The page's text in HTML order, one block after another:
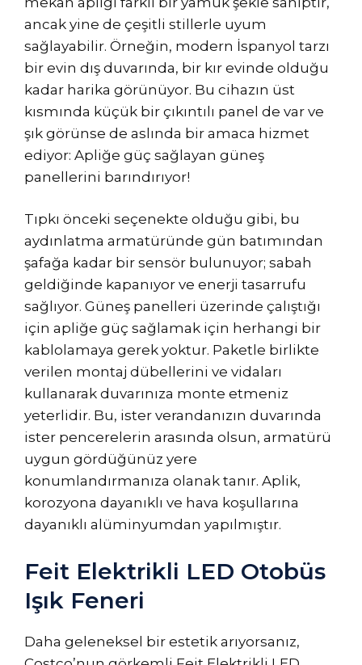
ancak yine de çeşitli stillerle uyum
sağlayabilir. Örneğin, modern İspanyol tarzı
bir evin dış duvarında, bir kır evinde olduğu
kadar harika görünüyor. Bu cihazın üst
kısmında küçük bir çıkıntılı panel de var ve
şık görünse de aslında bir amaca hizmet
ediyor: Apliğe güç sağlayan güneş
panellerini barındırıyor!
Tıpkı önceki seçenekte olduğu gibi, bu
aydınlatma armatüründe gün batımından
şafağa kadar bir sensör bulunuyor; sabah
geldiğinde kapanıyor ve enerji tasarrufu
sağlıyor. Güneş panelleri üzerinde çalıştığı
için apliğe güç sağlamak için herhangi bir
kablolamaya gerek yoktur. Paketle birlikte
verilen montaj dübellerini ve vidaları
kullanarak duvarınıza monte etmeniz
yeterlidir. Bu, ister verandanızın duvarında
ister pencerelerin arasında olsun, armatürü
uygun gördüğünüz yere
konumlandırmanıza olanak tanır. Aplik,
korozyona dayanıklı ve hava koşullarına
dayanıklı alüminyumdan yapılmıştır.
Feit Elektrikli LED Otobüs
Işık Feneri
Daha geleneksel bir estetik arıyorsanız,